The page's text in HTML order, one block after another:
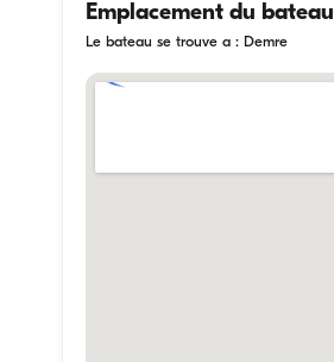
Emplacement du bateau
Le bateau se trouve a : Demre